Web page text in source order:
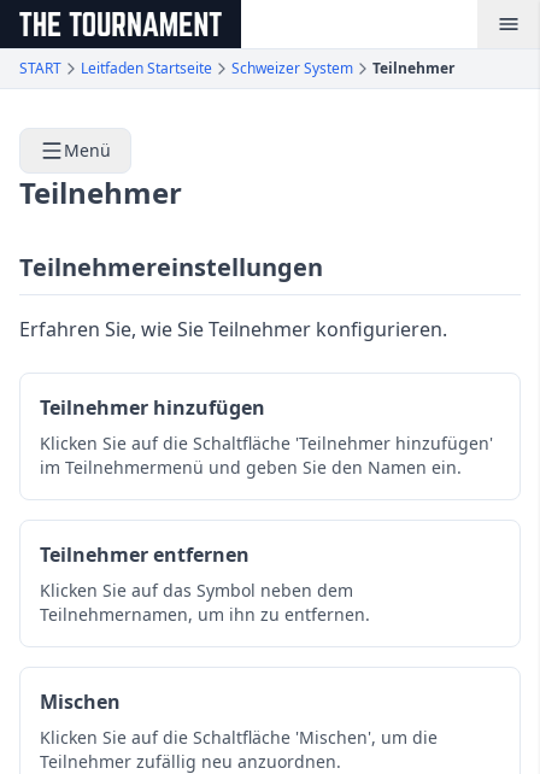
メインコンテンツへスキップ
START Leitfaden Startseite Schweizer System Teilnehmer
Menü
Teilnehmer
Teilnehmereinstellungen
Erfahren Sie, wie Sie Teilnehmer konfigurieren.
Teilnehmer hinzufügen
Klicken Sie auf die Schaltfläche 'Teilnehmer hinzufügen'
im Teilnehmermenü und geben Sie den Namen ein.
Teilnehmer entfernen
Klicken Sie auf das Symbol neben dem
Teilnehmernamen, um ihn zu entfernen.
Mischen
Klicken Sie auf die Schaltfläche 'Mischen', um die
Teilnehmer zufällig neu anzuordnen.